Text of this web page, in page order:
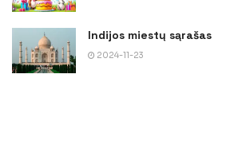
Indijos miestų sąrašas
2024-11-23